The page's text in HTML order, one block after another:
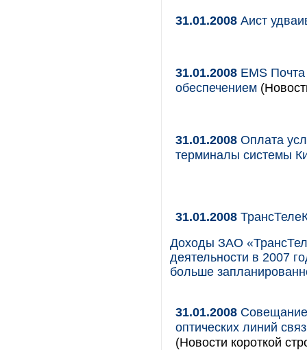
31.01.2008 Аист
31.01.2008 EMS
обеспечением
31.01.2008 Оплата
терминалы системы
31.01.2008
Доходы ЗАО
деятельности в 2007
больше
31.01.2008 Совещание
оптических линий
(Новости короткой